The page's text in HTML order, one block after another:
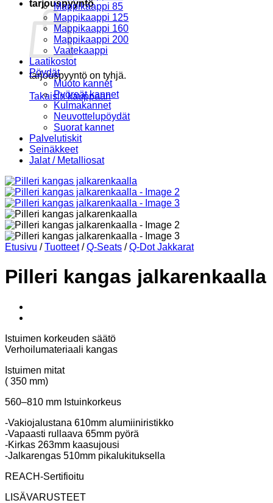
tarjouspyyntö
tarjouspyyntö on tyhjä.
Takaisin kauppaan
Mappikaappi 85
Mappikaappi 125
Mappikaappi 160
Mappikaappi 200
Vaatekaappi
Laatikostot
Pöydät
Muoto kannet
Pyöreät kannet
Kulmakannet
Neuvottelupöydät
Suorat kannet
Palvelutiskit
Seinäkkeet
Jalat / Metalliosat
Etusivu / Tuotteet / Q-Seats / Q-Dot Jakkarat
Pilleri kangas jalkarenkaalla
Istuimen korkeuden säätö
Verhoilumateriaali kangas
Istuimen mitat
( 350 mm)
560–810 mm Istuinkorkeus
-Vakiojalustana 610mm alumiiniristikko
-Vapaasti rullaava 65mm pyörä
-Kirkas 263mm kaasujousi
-Jalkarengas 510mm pikalukituksella
REACH-Sertifioitu
LISÄVARUSTEET